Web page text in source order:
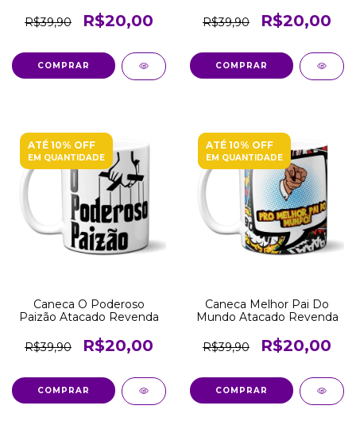
R$39,90 R$20,00
COMPRAR
R$39,90 R$20,00
COMPRAR
ATÉ 10% OFF
EM QUANTIDADE
Caneca O Poderoso
Paizão Atacado Revenda
R$39,90 R$20,00
COMPRAR
ATÉ 10% OFF
EM QUANTIDADE
Caneca Melhor Pai Do
Mundo Atacado Revenda
R$39,90 R$20,00
COMPRAR